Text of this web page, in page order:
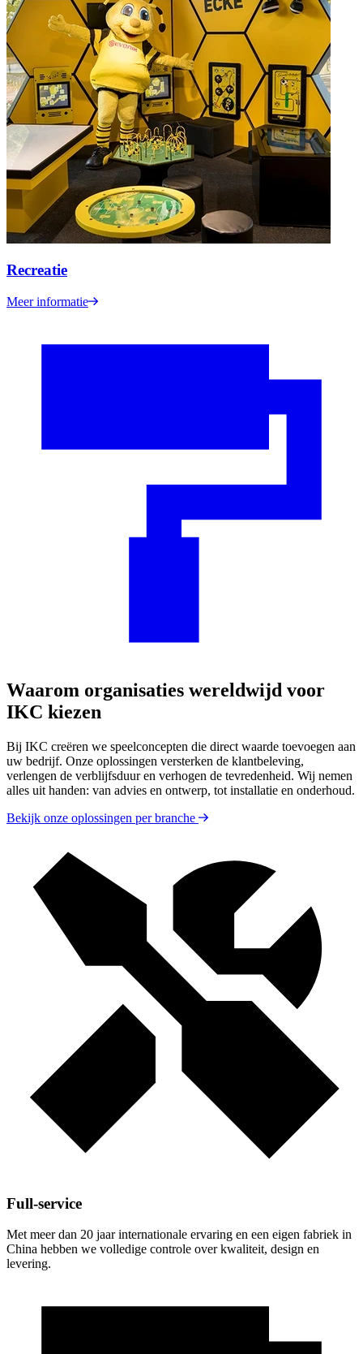
Recreatie
Meer informatie
Waarom organisaties wereldwijd voor
IKC kiezen
Bij IKC creëren we speelconcepten die direct waarde toevoegen aan
uw bedrijf. Onze oplossingen versterken de klantbeleving,
verlengen de verblijfsduur en verhogen de tevredenheid. Wij nemen
alles uit handen: van advies en ontwerp, tot installatie en onderhoud.
Bekijk onze oplossingen per branche
Full-service
Met meer dan 20 jaar internationale ervaring en een eigen fabriek in
China hebben we volledige controle over kwaliteit, design en
levering.